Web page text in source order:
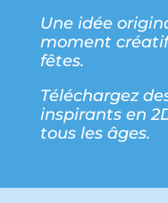
Une idée
moment
fêtes.
Téléchargez
inspirants en
tous les âges.